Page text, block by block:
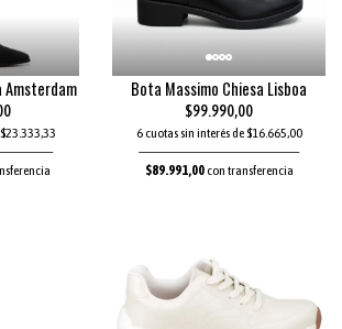
Amsterdam Bota Massimo Chiesa Lisboa
$99.990,00
6 cuotas sin interés de $16.665,00
$89.991,00con transferencia